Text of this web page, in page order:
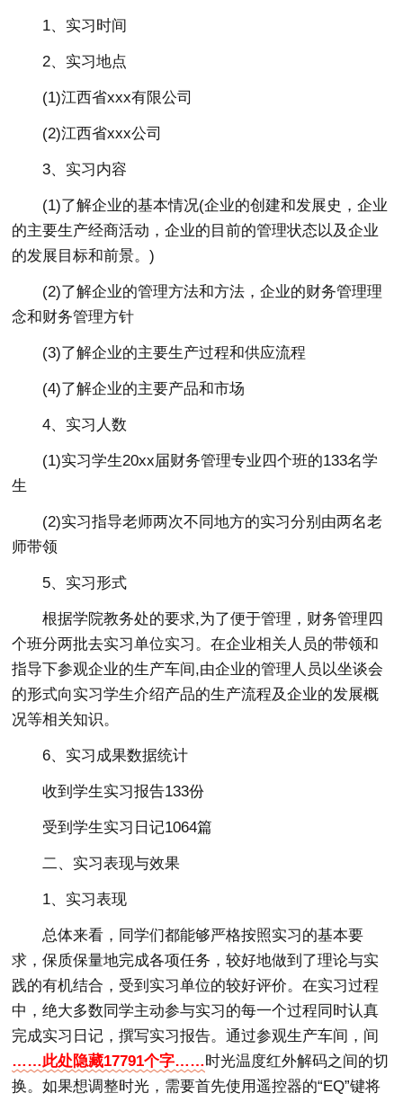
1、实习时间
2、实习地点
(1)江西省xxx有限公司
(2)江西省xxx公司
3、实习内容
(1)了解企业的基本情况(企业的创建和发展史，企业
的主要生产经商活动，企业的目前的管理状态以及企业
的发展目标和前景。)
(2)了解企业的管理方法和方法，企业的财务管理理
念和财务管理方针
(3)了解企业的主要生产过程和供应流程
(4)了解企业的主要产品和市场
4、实习人数
(1)实习学生20xx届财务管理专业四个班的133名学
生
(2)实习指导老师两次不同地方的实习分别由两名老
师带领
5、实习形式
根据学院教务处的要求,为了便于管理，财务管理四
个班分两批去实习单位实习。在企业相关人员的带领和
指导下参观企业的生产车间,由企业的管理人员以坐谈会
的形式向实习学生介绍产品的生产流程及企业的发展概
况等相关知识。
6、实习成果数据统计
收到学生实习报告133份
受到学生实习日记1064篇
二、实习表现与效果
1、实习表现
总体来看，同学们都能够严格按照实习的基本要
求，保质保量地完成各项任务，较好地做到了理论与实
践的有机结合，受到实习单位的较好评价。在实习过程
中，绝大多数同学主动参与实习的每一个过程同时认真
完成实习日记，撰写实习报告。通过参观生产车间，间
……此处隐藏17791个字……时光温度红外解码之间的切
换。如果想调整时光，需要首先使用遥控器的“EQ”键将